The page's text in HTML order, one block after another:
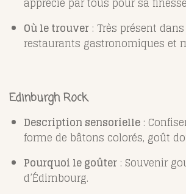
Où le trouver : Très présent
restaurants gastronomiques et
Edinburgh Rock
Description sensorielle :
forme de bâtons colorés, goût
Pourquoi le goûter : Souvenir
d’Édimbourg.